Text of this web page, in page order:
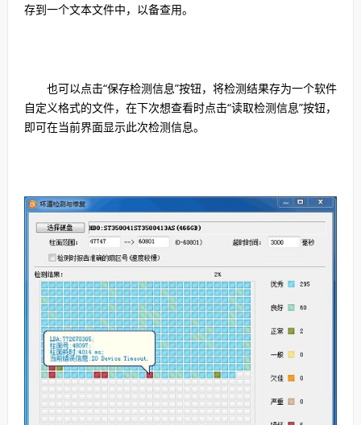
存到一个文本文件中，以备查用。
也可以点击“保存检测信息”按钮，将检测结果存为一个软件
自定义格式的文件，在下次想查看时点击“读取检测信息”按钮，
即可在当前界面显示此次检测信息。